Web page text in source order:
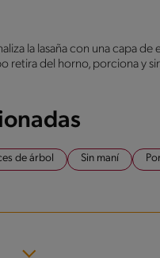
la lasaña con una capa de
retira del horno, porciona y
de árbol Sin maní